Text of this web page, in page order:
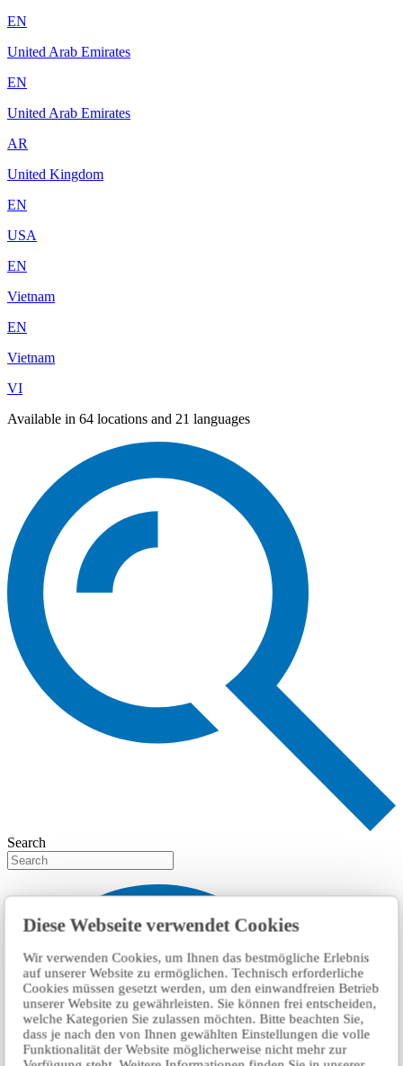
Diese Webseite verwendet Cookies
Wir verwenden Cookies, um Ihnen das bestmögliche Erlebnis
auf unserer Website zu ermöglichen. Technisch erforderliche
Cookies müssen gesetzt werden, um den einwandfreien Betrieb
unserer Website zu gewährleisten. Sie können frei entscheiden,
welche Kategorien Sie zulassen möchten. Bitte beachten Sie,
dass je nach den von Ihnen gewählten Einstellungen die volle
Funktionalität der Website möglicherweise nicht mehr zur
EN
United Arab Emirates
EN
United Arab Emirates
AR
United Kingdom
EN
USA
EN
Vietnam
EN
Vietnam
VI
Available in 64 locations and 21 languages
Search